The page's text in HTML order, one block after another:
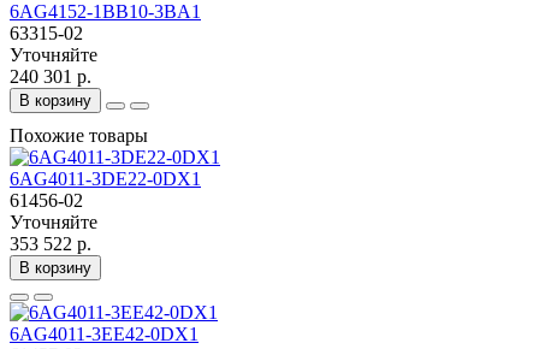
6AG4152-1BB10-3BA1
63315-02
Уточняйте
240 301 р.
В корзину
Похожие товары
6AG4011-3DE22-0DX1
61456-02
Уточняйте
353 522 р.
В корзину
6AG4011-3EE42-0DX1